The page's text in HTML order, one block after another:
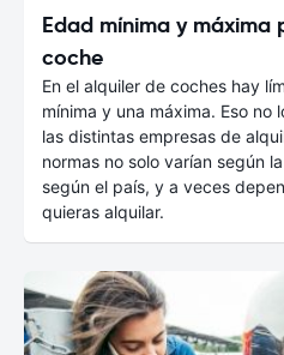
Edad mínima y máxima
coche
En el alquiler de coches hay
mínima y una máxima. Eso no
las distintas empresas de
normas no solo varían según
según el país, y a veces
quieras alquilar.